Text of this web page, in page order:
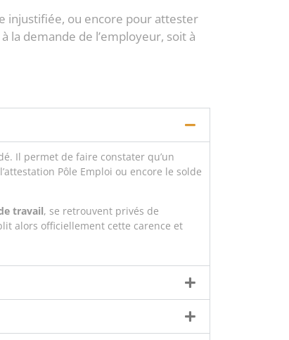
injustifiée, ou encore pour attester
la demande de l’employeur, soit à
Il permet de faire constater qu’un
Pôle Emploi ou encore le solde
travail, se retrouvent privés de
alors officiellement cette carence et